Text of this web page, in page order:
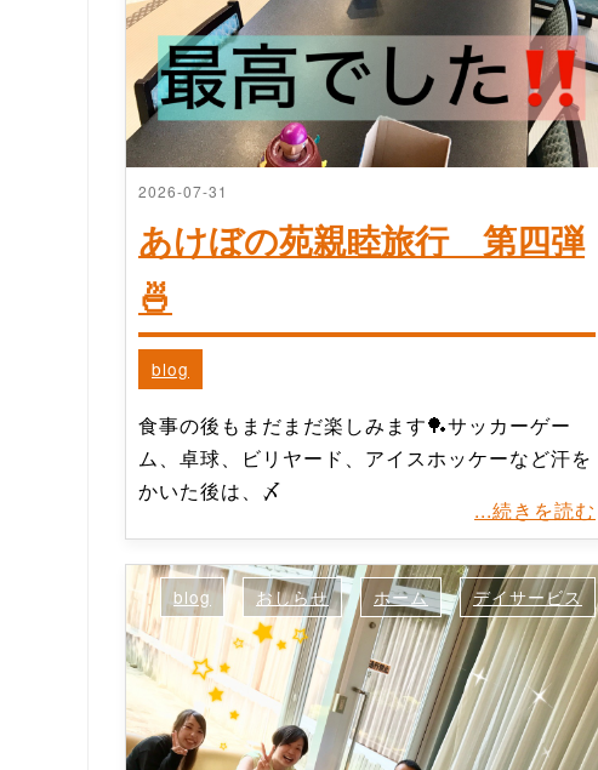
2026-07-31
あけぼの苑親睦旅行 第四弾
🍜
blog
食事の後もまだまだ楽しみます🏓サッカーゲー
ム、卓球、ビリヤード、アイスホッケーなど汗を
かいた後は、〆
...続きを読む
blog おしらせ ホーム デイサービス